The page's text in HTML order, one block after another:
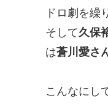
ドロ劇を繰
そして久保
は蒼川愛さ
こんなにし